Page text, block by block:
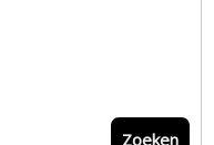
Zoeken